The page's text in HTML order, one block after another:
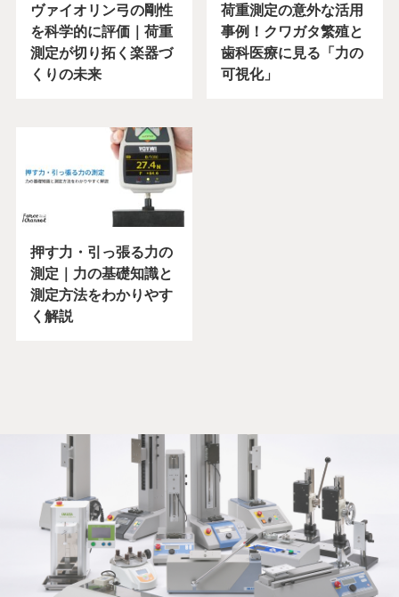
ヴァイオリン弓の剛性
を科学的に評価｜荷重
測定が切り拓く楽器づ
くりの未来
荷重測定の意外な活用
事例！クワガタ繁殖と
歯科医療に見る「力の
可視化」
押す力・引っ張る力の
測定｜力の基礎知識と
測定方法をわかりやす
く解説